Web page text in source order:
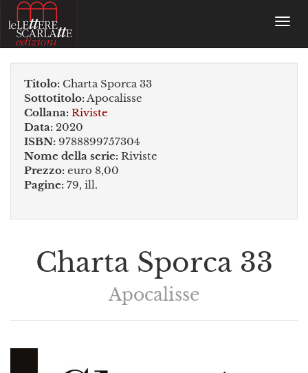
Titolo: Charta Sporca 33
Sottotitolo:Apocalisse
Collana: Riviste
Data: 2020
ISBN: 9788899757304
Nome della serie: Riviste
Prezzo: euro 8,00
Pagine: 79, ill.
Charta Sporca 33
Apocalisse